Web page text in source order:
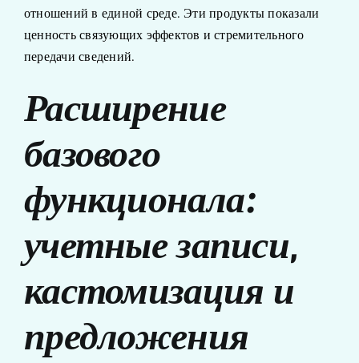
отношений в единой среде. Эти продукты показали
ценность связующих эффектов и стремительного
передачи сведений.
Расширение
базового
функционала:
учетные записи,
кастомизация и
предложения